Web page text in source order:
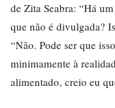
de Zita Seabra: “Há
que não é divulgada?
“Não. Pode ser que
minimamente à
alimentado, creio eu